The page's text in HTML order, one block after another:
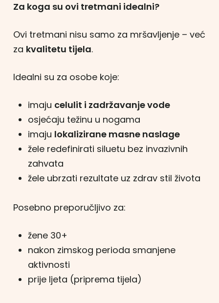
Za koga su ovi tretmani idealni?
Ovi tretmani nisu samo za mršavljenje – već
za kvalitetu tijela.
Idealni su za osobe koje:
imaju celulit i zadržavanje vode
osjećaju težinu u nogama
imaju lokalizirane masne naslage
žele redefinirati siluetu bez invazivnih
zahvata
žele ubrzati rezultate uz zdrav stil života
Posebno preporučljivo za:
žene 30+
nakon zimskog perioda smanjene
aktivnosti
prije ljeta (priprema tijela)